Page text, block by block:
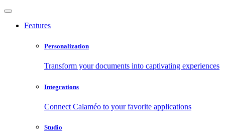
Features
Personalization
Transform your documents into captivating experiences
Integrations
Connect Calaméo to your favorite applications
Studio